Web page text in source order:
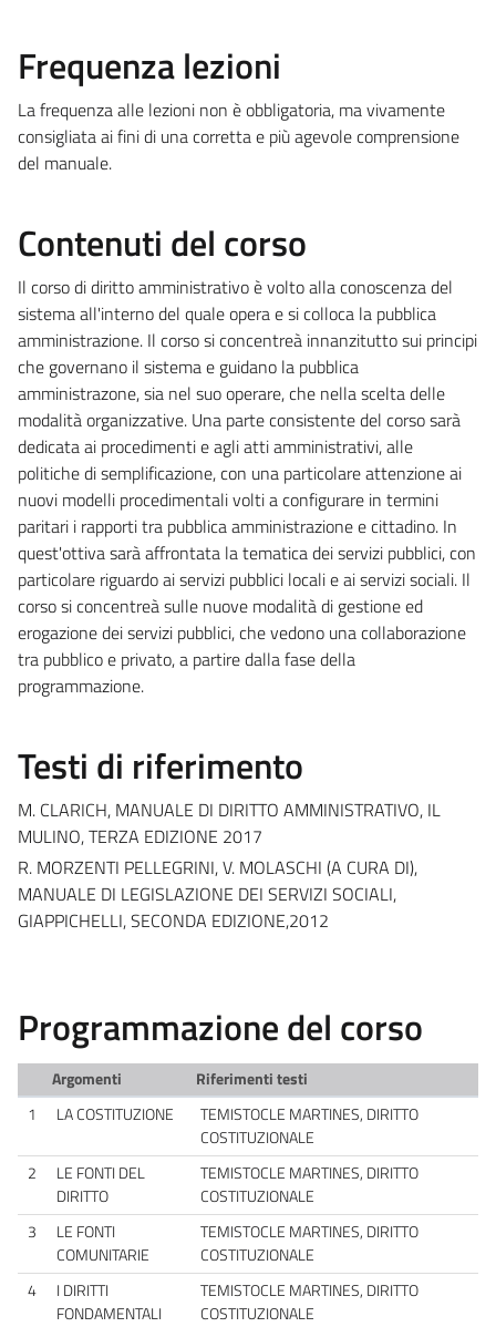
Frequenza lezioni
La frequenza alle lezioni non è obbligatoria, ma vivamente
consigliata ai fini di una corretta e più agevole comprensione
del manuale.
Contenuti del corso
Il corso di diritto amministrativo è volto alla conoscenza del
sistema all'interno del quale opera e si colloca la pubblica
amministrazione. Il corso si concentreà innanzitutto sui principi
che governano il sistema e guidano la pubblica
amministrazone, sia nel suo operare, che nella scelta delle
modalità organizzative. Una parte consistente del corso sarà
dedicata ai procedimenti e agli atti amministrativi, alle
politiche di semplificazione, con una particolare attenzione ai
nuovi modelli procedimentali volti a configurare in termini
paritari i rapporti tra pubblica amministrazione e cittadino. In
quest'ottiva sarà affrontata la tematica dei servizi pubblici, con
particolare riguardo ai servizi pubblici locali e ai servizi sociali. Il
corso si concentreà sulle nuove modalità di gestione ed
erogazione dei servizi pubblici, che vedono una collaborazione
tra pubblico e privato, a partire dalla fase della
programmazione.
Testi di riferimento
M. CLARICH, MANUALE DI DIRITTO AMMINISTRATIVO, IL
MULINO, TERZA EDIZIONE 2017
R. MORZENTI PELLEGRINI, V. MOLASCHI (A CURA DI),
MANUALE DI LEGISLAZIONE DEI SERVIZI SOCIALI,
GIAPPICHELLI, SECONDA EDIZIONE,2012
Programmazione del corso
Argomenti
Riferimenti testi
1
LA COSTITUZIONE
TEMISTOCLE MARTINES, DIRITTO
COSTITUZIONALE
2
LE FONTI DEL
DIRITTO
TEMISTOCLE MARTINES, DIRITTO
COSTITUZIONALE
3
LE FONTI
COMUNITARIE
TEMISTOCLE MARTINES, DIRITTO
COSTITUZIONALE
4
I DIRITTI
FONDAMENTALI
TEMISTOCLE MARTINES, DIRITTO
COSTITUZIONALE